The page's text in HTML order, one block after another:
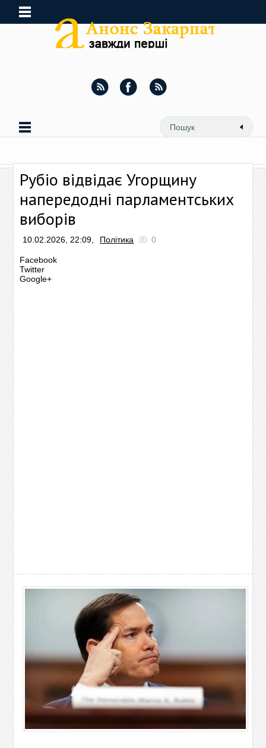
Рубіо відвідає Угорщину
напередодні парламентських
виборів
10.02.2026, 22:09, Політика 0
Facebook
Twitter
Google+